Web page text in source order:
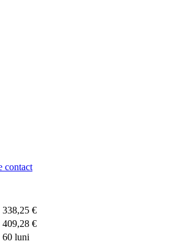
contact
338,25 €
409,28 €
60 luni